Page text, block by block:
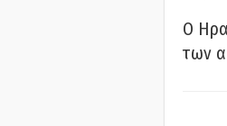
Ο
των